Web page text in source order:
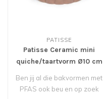
PATISSE
Patisse Ceramic mini
quiche/taartvorm Ø10 cm
Ben jij al die bakvormen met
PFAS ook beu en op zoek